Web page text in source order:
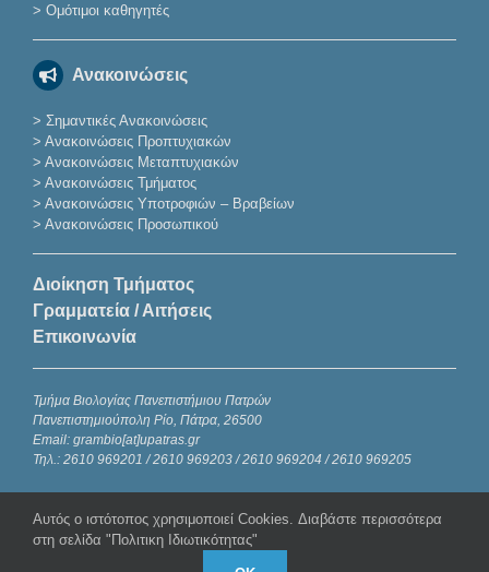
> Ομότιμοι καθηγητές
Ανακοινώσεις
> Σημαντικές Ανακοινώσεις
> Ανακοινώσεις Προπτυχιακών
> Ανακοινώσεις Μεταπτυχιακών
> Ανακοινώσεις Τμήματος
> Ανακοινώσεις Υποτροφιών – Βραβείων
> Ανακοινώσεις Προσωπικού
Διοίκηση Τμήματος
Γραμματεία / Αιτήσεις
Επικοινωνία
Τμήμα Βιολογίας Πανεπιστήμιου Πατρών
Πανεπιστημιούπολη Ρίο, Πάτρα, 26500
Email: grambio[at]upatras.gr
Τηλ.: 2610 969201 / 2610 969203 / 2610 969204 / 2610 969205
Copyright 2023 – 2024 | Τμήμα Βιολογίας Πανεπιστημίου Πατρών|
Αυτός ο ιστότοπος χρησιμοποιεί Cookies. Διαβάστε περισσότερα
στη σελίδα "Πολιτικη Ιδιωτικότητας"